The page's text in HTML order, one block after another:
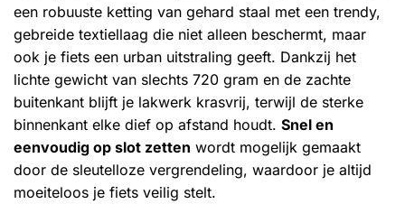
een robuuste ketting van gehard staal met een trendy,
gebreide textiellaag die niet alleen beschermt, maar
ook je fiets een urban uitstraling geeft. Dankzij het
lichte gewicht van slechts 720 gram en de zachte
buitenkant blijft je lakwerk krasvrij, terwijl de sterke
binnenkant elke dief op afstand houdt. Snel en
eenvoudig op slot zetten wordt mogelijk gemaakt
door de sleutelloze vergrendeling, waardoor je altijd
moeiteloos je fiets veilig stelt.